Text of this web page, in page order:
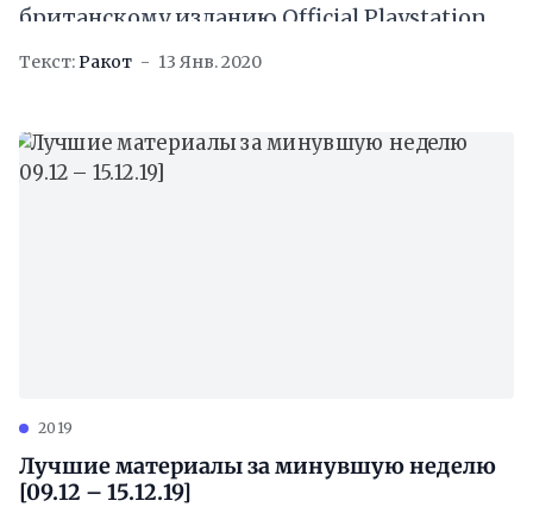
британскому изданию Official Playstation
Magazine, где в подробностях рассказал о
Текст: Ракот 13 Янв. 2020
2019
Лучшие материалы за минувшую неделю
[09.12 – 15.12.19]